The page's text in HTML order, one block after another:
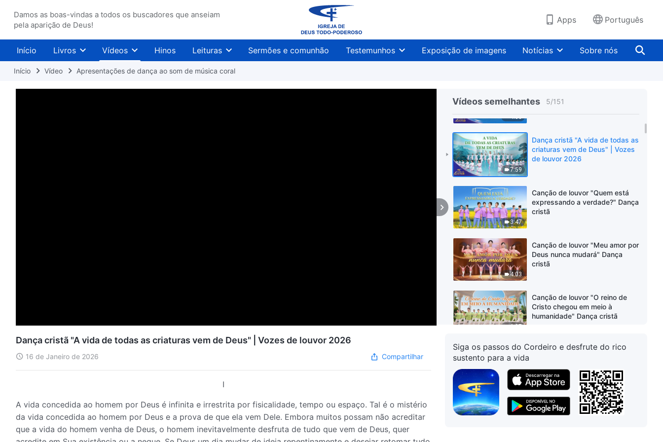
Damos as boas-vindas a todos os buscadores que anseiam
pela aparição de Deus!
Apps Português
Início Livros Vídeos Hinos Leituras Sermões e comunhão Testemunhos Exposição de imagens Notícias Sobre nós
Início Vídeo Apresentações de dança ao som de música coral
Vídeos semelhantes 5/151
Poderoso" | Vozes de louvor
2026
4:58
com louvor a Deus" | Vozes de
louvor 2026
7:59
Dança cristã "A vida de todas as
criaturas vem de Deus" | Vozes
de louvor 2026
3:47
Canção de louvor "Quem está
expressando a verdade?" Dança
cristã
4:03
Canção de louvor "Meu amor por
Deus nunca mudará" Dança
cristã
6:37
Canção de louvor "O reino de
Cristo chegou em meio à
humanidade" Dança cristã
5:09
Canção de louvor "O reino de
cristã
Canção de louvor "Deus trouxe
Sua glória ao Oriente" Dança
Dança cristã "A vida de todas as criaturas vem de Deus" | Vozes de louvor 2026
16 de Janeiro de 2026 Compartilhar
I
A vida concedida ao homem por Deus é infinita e irrestrita por fisicalidade, tempo ou espaço. Tal é o mistério
da vida concedida ao homem por Deus e a prova de que ela vem Dele. Embora muitos possam não acreditar
que a vida do homem venha de Deus, o homem inevitavelmente desfruta de tudo que vem de Deus, quer
Siga os passos do Cordeiro e desfrute do rico
sustento para a vida